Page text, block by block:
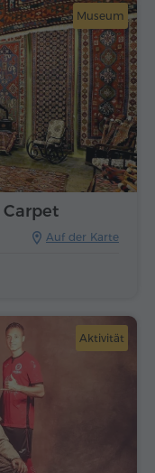
Museum
Auf der Karte
Aktivität